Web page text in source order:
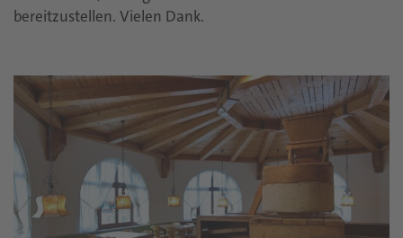
bereitzustellen. Vielen Dank.